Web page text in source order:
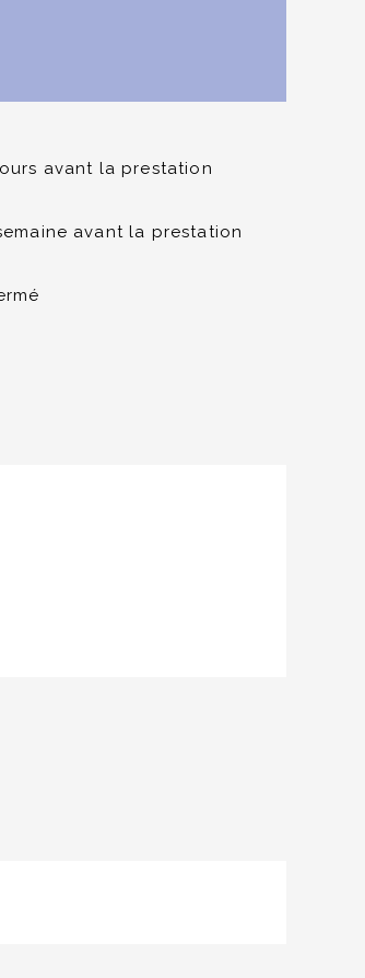
avant la prestation
avant la prestation